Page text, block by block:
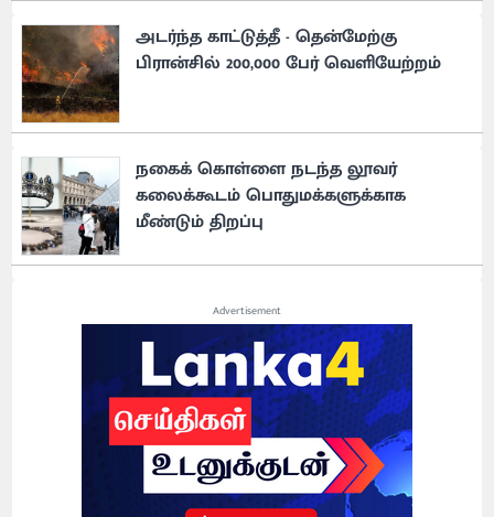
அடர்ந்த காட்டுத்தீ - தென்மேற்கு
பிரான்சில் 200,000 பேர் வெளியேற்றம்
நகைக் கொள்ளை நடந்த லூவர்
கலைக்கூடம் பொதுமக்களுக்காக
மீண்டும் திறப்பு
Advertisement